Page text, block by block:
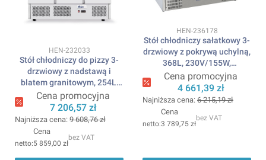
Kod produktu
HEN-232033
Stół chłodniczy do pizzy 3-
drzwiowy z nadstawą i
blatem granitowym, 254L,
230V/400W,
1400x700x(H)1491mm
ARKTIC
Cena promocyjna
7 206,57 zł
Najniższa cena: 9 608,76 zł
Cena
5 859,00 zł
bez VAT
Kod produktu
HEN-236178
Stół chłodniczy sałatkowy 3-
drzwiowy z pokrywą uchylną,
368L, 230V/155W,
1365x700x(H)860mm
ARKTIC
Cena promocyjna
4 661,39 zł
Najniższa cena: 6 215,19 zł
Cena
3 789,75 zł
bez VAT